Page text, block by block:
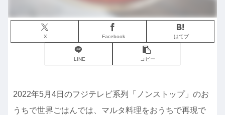
X Facebook はてブ
LINE コピー
2022年5月4日のフジテレビ系列「ノンストップ」のお
うちで世界ごはんでは、マルタ料理をおうちで再現で